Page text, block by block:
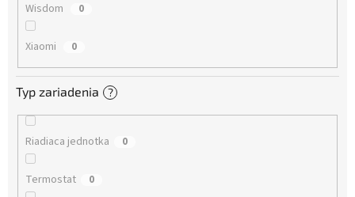
Wisdom 0
Xiaomi 0
Typ zariadenia ?
Riadiaca jednotka 0
Termostat 0